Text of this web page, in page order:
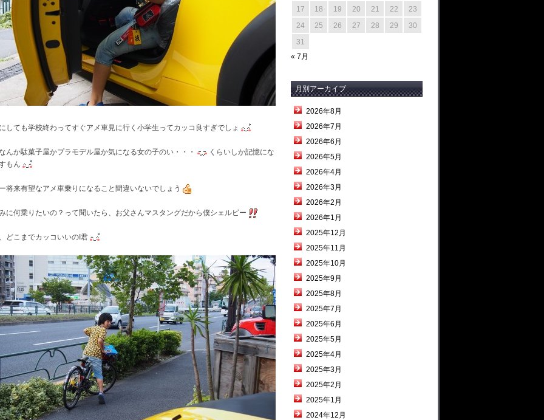
しても学校終わってすぐアメ車見に行く小学生ってカッコ良すぎでしょ
んか駄菓子屋かプラモデル屋か気になる女の子のい・・・
くらいしか記憶にな
もん
将来有望なアメ車乗りになること間違いないでしょう
に何乗りたいの？って聞いたら、お父さんマスタングだから僕シェルビー
どこまでカッコいいのI君
17
18 19 20 21 22
23
24
25 26 27 28 29
30
31
« 7月
月別アーカイブ
2026年8月
2026年7月
2026年6月
2026年5月
2026年4月
2026年3月
2026年2月
2026年1月
2025年12月
2025年11月
2025年10月
2025年9月
2025年8月
2025年7月
2025年6月
2025年5月
2025年4月
2025年3月
2025年2月
2025年1月
2024年12月